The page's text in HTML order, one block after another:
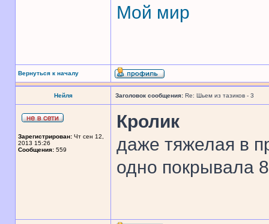
Мой мир
Вернуться к началу
Нейля Заголовок сообщения: Re: Шьем из тазиков - 3
Зарегистрирован: Чт сен 12,
2013 15:26
Сообщения: 559
Кролик
даже тяжелая в
одно покрывала 8